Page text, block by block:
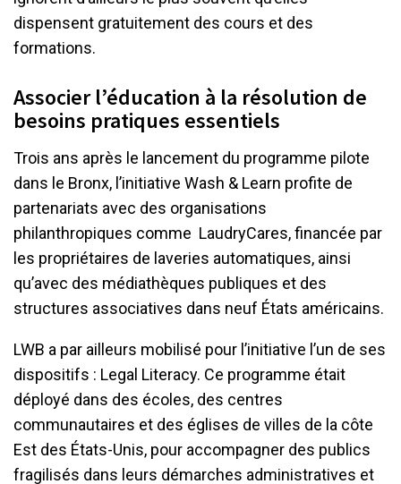
dispensent gratuitement des cours et des
formations.
Associer l’éducation à la résolution de
besoins pratiques essentiels
Trois ans après le lancement du programme pilote
dans le Bronx, l’initiative Wash & Learn profite de
partenariats avec des organisations
philanthropiques comme LaudryCares, financée par
les propriétaires de laveries automatiques, ainsi
qu’avec des médiathèques publiques et des
structures associatives dans neuf États américains.
LWB a par ailleurs mobilisé pour l’initiative l’un de ses
dispositifs : Legal Literacy. Ce programme était
déployé dans des écoles, des centres
communautaires et des églises de villes de la côte
Est des États-Unis, pour accompagner des publics
fragilisés dans leurs démarches administratives et